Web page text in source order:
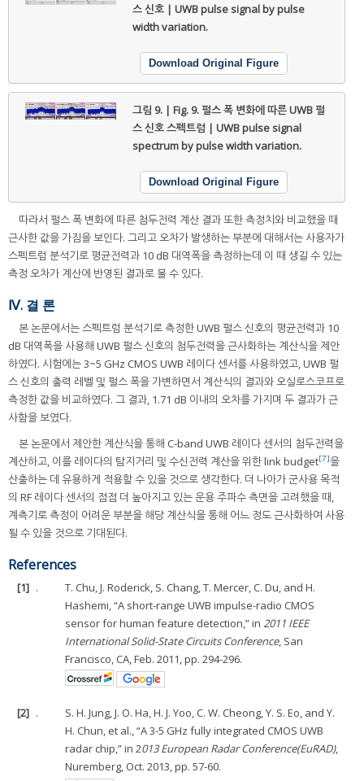
스 신호 | UWB pulse signal by pulse
width variation.
Download Original Figure
그림 9. | Fig. 9. 펄스 폭 변화에 따른 UWB 펄
스 신호 스펙트럼 | UWB pulse signal
spectrum by pulse width variation.
Download Original Figure
따라서 펄스 폭 변화에 따른 첨두전력 계산 결과 또한 측정치와 비교했을 때
근사한 값을 가짐을 보인다. 그리고 오차가 발생하는 부분에 대해서는 사용자가
스펙트럼 분석기로 평균전력과 10 dB 대역폭을 측정하는데 이 때 생길 수 있는
측정 오차가 계산에 반영된 결과로 볼 수 있다.
Ⅳ. 결 론
본 논문에서는 스펙트럼 분석기로 측정한 UWB 펄스 신호의 평균전력과 10
dB 대역폭을 사용해 UWB 펄스 신호의 첨두전력을 근사화하는 계산식을 제안
하였다. 시험에는 3~5 GHz CMOS UWB 레이다 센서를 사용하였고, UWB 펄
스 신호의 출력 레벨 및 펄스 폭을 가변하면서 계산식의 결과와 오실로스코프로
측정한 값을 비교하였다. 그 결과, 1.71 dB 이내의 오차를 가지며 두 결과가 근
사함을 보였다.
본 논문에서 제안한 계산식을 통해 C-band UWB 레이다 센서의 첨두전력을
계산하고, 이를 레이다의 탐지거리 및 수신전력 계산을 위한 link budget[7]을
산출하는 데 유용하게 적용할 수 있을 것으로 생각한다. 더 나아가 군사용 목적
의 RF 레이다 센서의 점점 더 높아지고 있는 운용 주파수 측면을 고려했을 때,
계측기로 측정이 어려운 부분을 해당 계산식을 통해 어느 정도 근사화하여 사용
될 수 있을 것으로 기대된다.
References
[1] .
T. Chu, J. Roderick, S. Chang, T. Mercer, C. Du, and H.
Hashemi, “A short-range UWB impulse-radio CMOS
sensor for human feature detection,” in 2011 IEEE
International Solid-State Circuits Conference, San
Francisco, CA, Feb. 2011, pp. 294-296.
[2] .
S. H. Jung, J. O. Ha, H. J. Yoo, C. W. Cheong, Y. S. Eo, and Y.
H. Chun, et al., “A 3-5 GHz fully integrated CMOS UWB
radar chip,” in 2013 European Radar Conference(EuRAD),
Nuremberg, Oct. 2013, pp. 57-60.